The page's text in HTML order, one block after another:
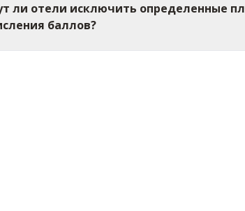
ли отели исключить определенные
баллов?